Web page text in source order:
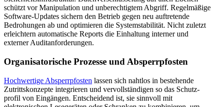
schützt vor Manipulation und unberechtigtem Ab­griff. Regelmäßige
Software-Updates sichern den Betrieb gegen neu auftretende
Bedrohungen ab und optimieren die System­stabilität. Nicht zuletzt
erleichtern automatische Reports die Einhaltung interner und
externer Auditanforderungen.
Organisatorische Prozesse und Absperrpfosten
Hochwertige Absperrpfosten lassen sich nahtlos in bestehende
Zutrittskonzepte integrieren und vervollständigen so das Schutz­
profil von Eingängen. Entscheidend ist, sie sinnvoll mit